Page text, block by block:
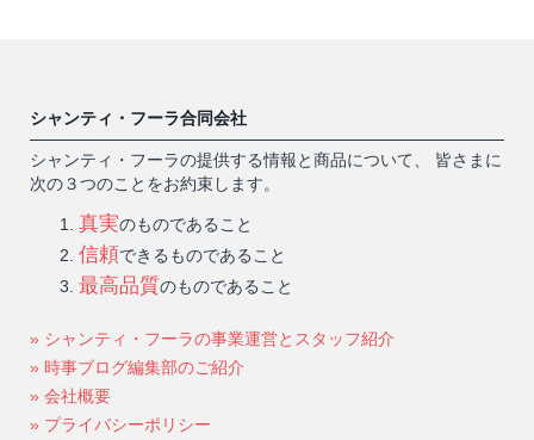
シャンティ・フーラ合同会社
シャンティ・フーラの提供する情報と商品について、 皆さまに
次の３つのことをお約束します。
真実のものであること
信頼できるものであること
最高品質のものであること
» シャンティ・フーラの事業運営とスタッフ紹介
» 時事ブログ編集部のご紹介
» 会社概要
» プライバシーポリシー